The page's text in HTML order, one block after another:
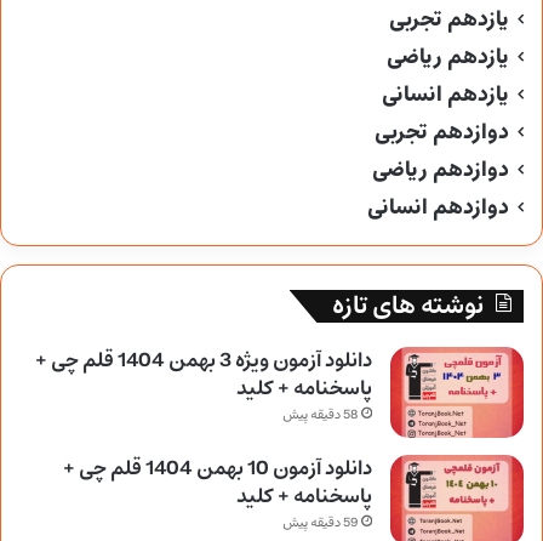
یازدهم تجربی
یازدهم ریاضی
یازدهم انسانی
دوازدهم تجربی
دوازدهم ریاضی
دوازدهم انسانی
نوشته های تازه
دانلود آزمون ویژه 3 بهمن 1404 قلم چی +
پاسخنامه + کلید
58 دقیقه پیش
دانلود آزمون 10 بهمن 1404 قلم چی +
پاسخنامه + کلید
59 دقیقه پیش